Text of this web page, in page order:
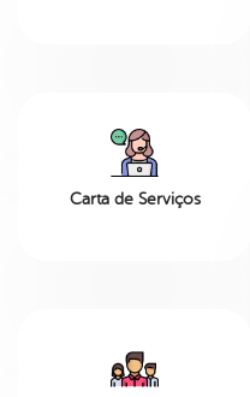
Carta de Serviços